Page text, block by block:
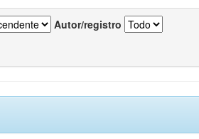
Autor/registro